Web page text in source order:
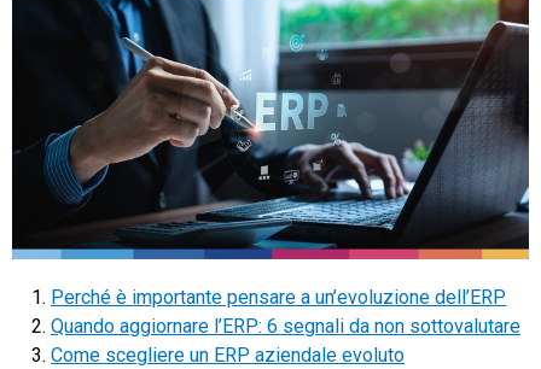
Financial Solutions
Trust Services
TeamSystem Corporate
Perché è importante pensare a un’evoluzione dell’ERP
Quando aggiornare l’ERP: 6 segnali da non sottovalutare
Come scegliere un ERP aziendale evoluto